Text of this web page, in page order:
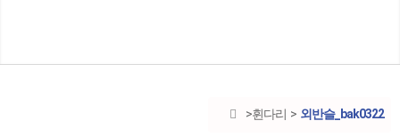
휜다리 외반슬_bak0322